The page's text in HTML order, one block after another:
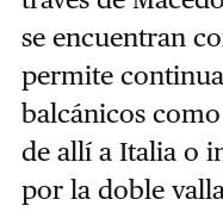
se encuentran
permite
balcánicos
de allí a Italia o
por la doble